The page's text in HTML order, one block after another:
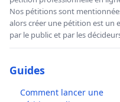
Nos pétitions sont
alors créer une pétition est un
par le public et par les
Guides
Comment lancer une